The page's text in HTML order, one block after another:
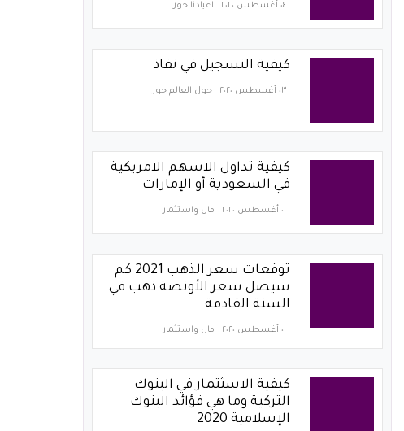
٠٤ أغسطس ٢٠٢٠ اعيادنا حور
٠٣ أغسطس ٢٠٢٠ حول العالم حور
كيفية تداول الاسهم الامريكية
في السعودية أو الإمارات
٠١ أغسطس ٢٠٢٠ مال واستثمار
توقعات سعر الذهب 2021 كم
سيصل سعر الأونصة ذهب في
السنة القادمة
٠١ أغسطس ٢٠٢٠ مال واستثمار
كيفية الاسثتمار في البنوك
التركية وما هي فؤائد البنوك
الإسلامية 2020